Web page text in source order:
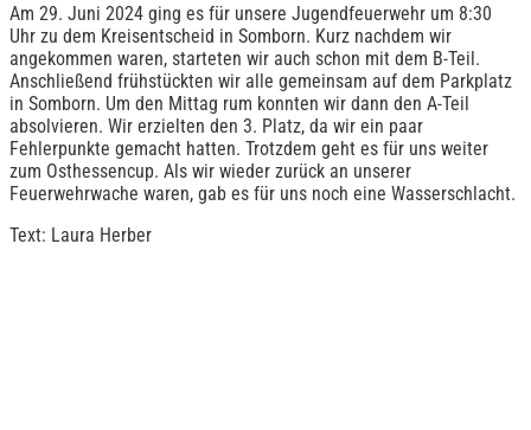
Am 29. Juni 2024 ging es für unsere Jugendfeuerwehr um 8:30
Uhr zu dem Kreisentscheid in Somborn. Kurz nachdem wir
angekommen waren, starteten wir auch schon mit dem B-Teil.
Anschließend frühstückten wir alle gemeinsam auf dem Parkplatz
in Somborn. Um den Mittag rum konnten wir dann den A-Teil
absolvieren. Wir erzielten den 3. Platz, da wir ein paar
Fehlerpunkte gemacht hatten. Trotzdem geht es für uns weiter
zum Osthessencup. Als wir wieder zurück an unserer
Feuerwehrwache waren, gab es für uns noch eine Wasserschlacht.
Text: Laura Herber